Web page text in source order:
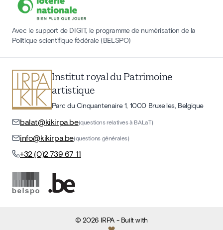
Avec le support de DIGIT, le programme de numérisation de la
Politique scientifique fédérale (BELSPO)
Institut royal du Patrimoine
artistique
Parc du Cinquantenaire 1, 1000 Bruxelles, Belgique
balat@kikirpa.be(questions relatives à BALaT)
info@kikirpa.be(questions générales)
+32 (0)2 739 67 11
©2026 IRPA- Built with